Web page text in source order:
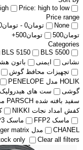
Price: high to low
Price range
None
تومان0
- تومان
تومان500 تومان500
+
Categories
BLS 5150
BLS 5500
نشانی
ایمنی باتون
تچهیزات محافظ گوش
HOLIK مدل PENELOPE
گوشی
ست های هیدرولیک
سفید بافته شده PARSCH مدل N/50
کفش امداد نجات NIKKI
ماسک FFP2
ماسک FFP3
CHANEL
مدل Tiger matrix
only Clear all filters